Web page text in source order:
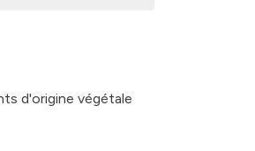
d'origine végétale